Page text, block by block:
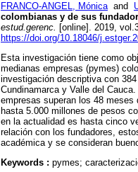
FRANCO-ANGEL, Mónicaand
colombianas y de sus
estud.gerenc. [online]. 2019,
https://doi.org/10.18046/
Esta investigación tiene como
medianas empresas (pymes)
investigación descriptiva con
Cundinamarca y Valle del
empresas superan los 48
hasta 5.000 millones de pesos
en la actualidad es hasta cinco
relación con los fundadores,
académica y se consideran
Keywords : pymes;